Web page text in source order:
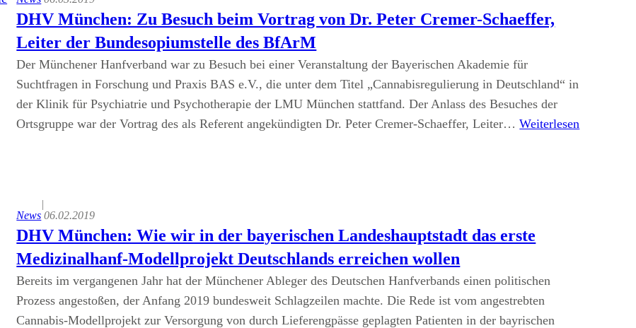
DHV München: Zu Besuch beim Vortrag von Dr. Peter Cremer-Schaeffer,
Leiter der Bundesopiumstelle des BfArM
Der Münchener Hanfverband war zu Besuch bei einer Veranstaltung der Bayerischen Akademie für
Suchtfragen in Forschung und Praxis BAS e.V., die unter dem Titel „Cannabisregulierung in Deutschland“ in
der Klinik für Psychiatrie und Psychotherapie der LMU München stattfand. Der Anlass des Besuches der
Ortsgruppe war der Vortrag des als Referent angekündigten Dr. Peter Cremer-Schaeffer, Leiter…Weiterlesen
News
|
06.02.2019
DHV München: Wie wir in der bayerischen Landeshauptstadt das erste
Medizinalhanf-Modellprojekt Deutschlands erreichen wollen
Bereits im vergangenen Jahr hat der Münchener Ableger des Deutschen Hanfverbands einen politischen
Prozess angestoßen, der Anfang 2019 bundesweit Schlagzeilen machte. Die Rede ist vom angestrebten
Cannabis-Modellprojekt zur Versorgung von durch Lieferengpässe geplagten Patienten in der bayrischen